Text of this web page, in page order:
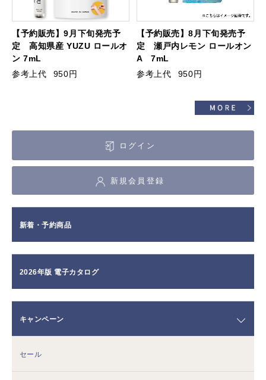
【予約販売】9月下旬発売予
定 高知県産 YUZU ロールオ
ン 7mL
参考上代
950円
【予約販売】8月下旬発売予
定 瀬戸内レモン ロールオン
A 7mL
参考上代
950円
ログイン
新規会員登録
新着・予約商品
2026年版 電子カタログ
キャンペーン
セール